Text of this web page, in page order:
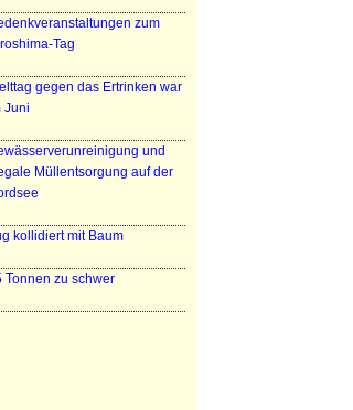
zum
Tag
gegen das Ertrinken war
Juni
und
Müllentsorgung auf der
kollidiert mit Baum
Tonnen zu schwer